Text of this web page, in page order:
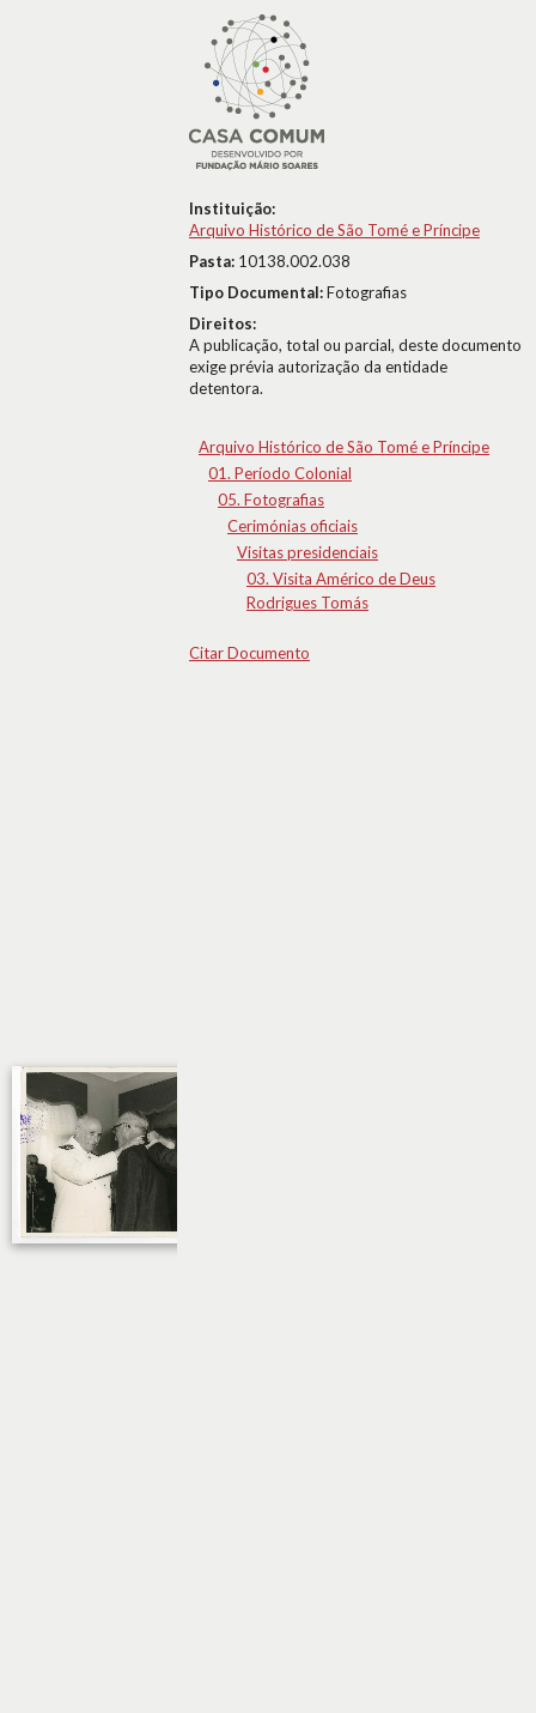
Instituição:
Arquivo Histórico de São Tomé e Príncipe
Pasta: 10138.002.038
Tipo Documental:Fotografias
Direitos:
A publicação, total ou parcial, deste documento
exige prévia autorização da entidade
detentora.
Arquivo Histórico de São Tomé e Príncipe
01. Período Colonial
05. Fotografias
Cerimónias oficiais
Visitas presidenciais
03. Visita Américo de Deus
Rodrigues Tomás
Citar Documento